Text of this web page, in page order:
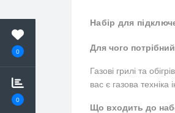
0
0
Набір для
Для чого
Газові грилі та
вас є газова
Що входить до